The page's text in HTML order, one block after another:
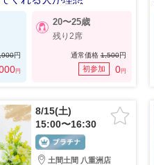
円
円
20〜25歳
残り2席
通常価格1,500円
初参加 0円
8/15(土)
15:00〜16:30
土間土間 八重洲店